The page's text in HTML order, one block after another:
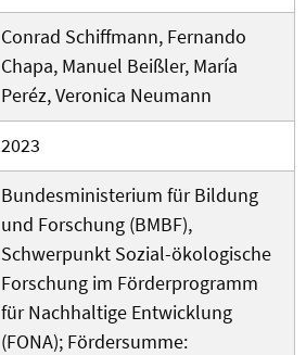
Conrad Schiffmann, Fernando
Chapa, Manuel Beißler, María
Peréz, Veronica Neumann
2023
Bundesministerium für Bildung
und Forschung (BMBF),
Schwerpunkt Sozial-ökologische
Forschung im Förderprogramm
für Nachhaltige Entwicklung
(FONA); Fördersumme: